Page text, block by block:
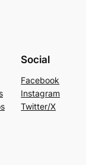
Social
Facebook
Instagram
Twitter/X